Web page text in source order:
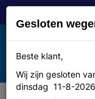
Toggle
navigation
MENU
Gesloten
Beste klant,
Wij zijn gesloten
dinsdag 11-8-